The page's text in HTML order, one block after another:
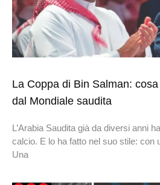
La Coppa di Bin Salman:
dal Mondiale saudita
L’Arabia Saudita già da diversi anni
calcio. E lo ha fatto nel suo stile: con
Una